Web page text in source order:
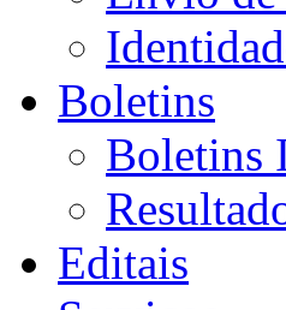
Boletins
Boletins
Editais